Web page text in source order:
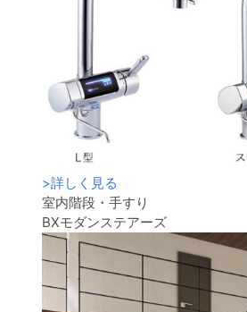
>詳しく見る
室内階段・手すり
BXモダンステアーズ